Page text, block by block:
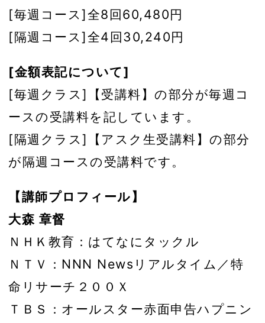
[毎週コース]全8回60,480円
[隔週コース]全4回30,240円
[金額表記について]
[毎週クラス]【受講料】の部分が毎週コ
ースの受講料を記しています。
[隔週クラス]【アスク生受講料】の部分
が隔週コースの受講料です。
【講師プロフィール】
大森 章督
ＮＨＫ教育：はてなにタックル
ＮＴＶ：NNN Newsリアルタイム／特
命リサーチ２００Ｘ
ＴＢＳ：オールスター赤面申告ハプニン